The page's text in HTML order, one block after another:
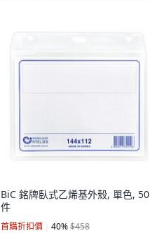
BiC 銘牌臥式乙烯基外殼, 單色, 50
件
首購折扣價 40%$458